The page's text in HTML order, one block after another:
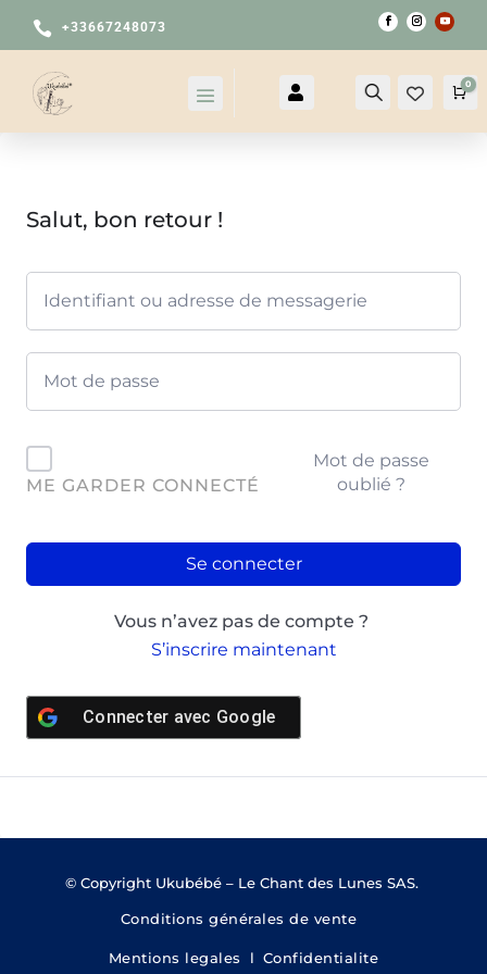
 +33667248073
 Recherche 0
Salut, bon retour !
ME GARDER CONNECTÉ
Mot de passe
oublié ?
Se connecter
Vous n’avez pas de compte ?
S’inscrire maintenant
Connecter avec Google
© Copyright Ukubébé – Le Chant des Lunes SAS.
Conditions générales de vente
Mentions legales l Confidentialite